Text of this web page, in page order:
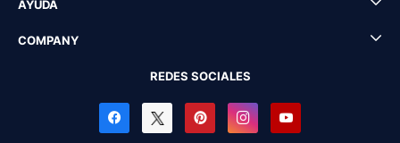
AYUDA
COMPANY
REDES SOCIALES